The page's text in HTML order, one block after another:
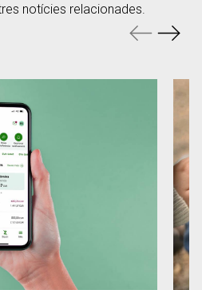
notícies relacionades.